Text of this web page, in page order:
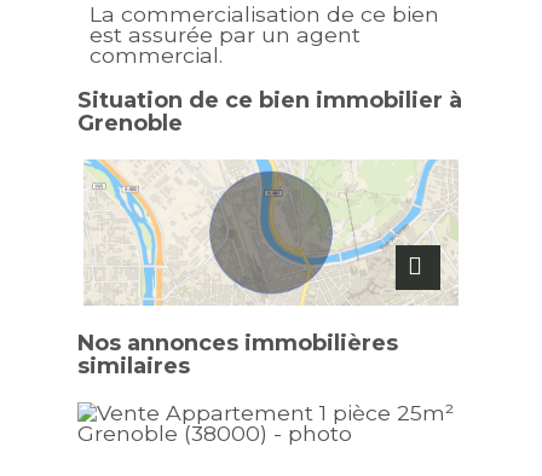
La commercialisation de ce bien
est assurée par un agent
commercial.
Situation de ce bien immobilier à
Grenoble
Nos annonces immobilières
similaires